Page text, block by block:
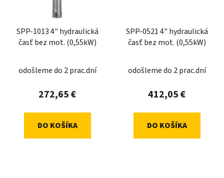
SPP-1013 4" hydraulická
časť bez mot. (0,55kW)
odošleme do 2 prac.dní
272,65 €
DO KOŠÍKA
SPP-0521 4" hydraulická
časť bez mot. (0,55kW)
odošleme do 2 prac.dní
412,05 €
DO KOŠÍKA